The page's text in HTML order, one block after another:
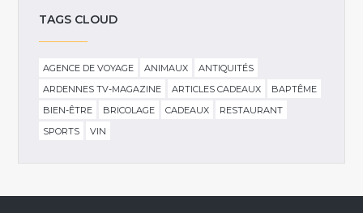
TAGS CLOUD
AGENCE DE VOYAGE ANIMAUX
ANTIQUITÉS
ARDENNES TV-MAGAZINE
ARTICLES CADEAUX
BAPTÊME
BIEN-ÊTRE
BRICOLAGE CADEAUX
RESTAURANT
SPORTS
VIN